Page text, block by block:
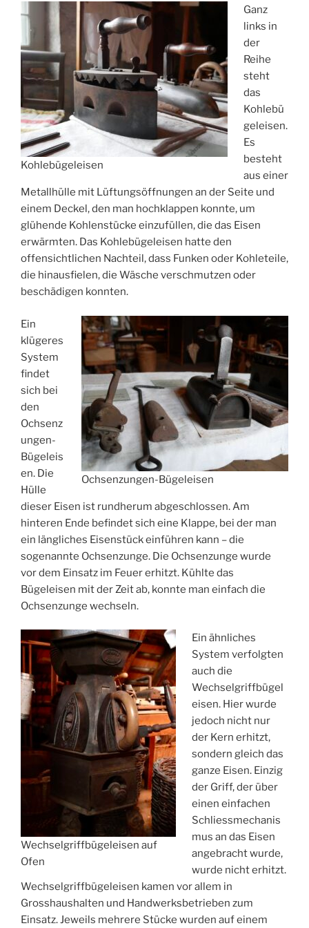
Kohlebügeleisen
Ganz
links in
der
Reihe
steht
das
Kohlebü
geleisen.
Es
besteht
aus einer
Metallhülle mit Lüftungsöffnungen an der Seite und
einem Deckel, den man hochklappen konnte, um
glühende Kohlenstücke einzufüllen, die das Eisen
erwärmten. Das Kohlebügeleisen hatte den
offensichtlichen Nachteil, dass Funken oder Kohleteile,
die hinausfielen, die Wäsche verschmutzen oder
beschädigen konnten.
Ochsenzungen-Bügeleisen
Ein
klügeres
System
findet
sich bei
den
Ochsenz
ungen-
Bügeleis
en. Die
Hülle
dieser Eisen ist rundherum abgeschlossen. Am
hinteren Ende befindet sich eine Klappe, bei der man
ein längliches Eisenstück einführen kann – die
sogenannte Ochsenzunge. Die Ochsenzunge wurde
vor dem Einsatz im Feuer erhitzt. Kühlte das
Bügeleisen mit der Zeit ab, konnte man einfach die
Ochsenzunge wechseln.
Wechselgriffbügeleisen auf
Ofen
Ein ähnliches
System verfolgten
auch die
Wechselgriffbügel
eisen. Hier wurde
jedoch nicht nur
der Kern erhitzt,
sondern gleich das
ganze Eisen. Einzig
der Griff, der über
einen einfachen
Schliessmechanis
mus an das Eisen
angebracht wurde,
wurde nicht erhitzt.
Wechselgriffbügeleisen kamen vor allem in
Grosshaushalten und Handwerksbetrieben zum
Einsatz. Jeweils mehrere Stücke wurden auf einem